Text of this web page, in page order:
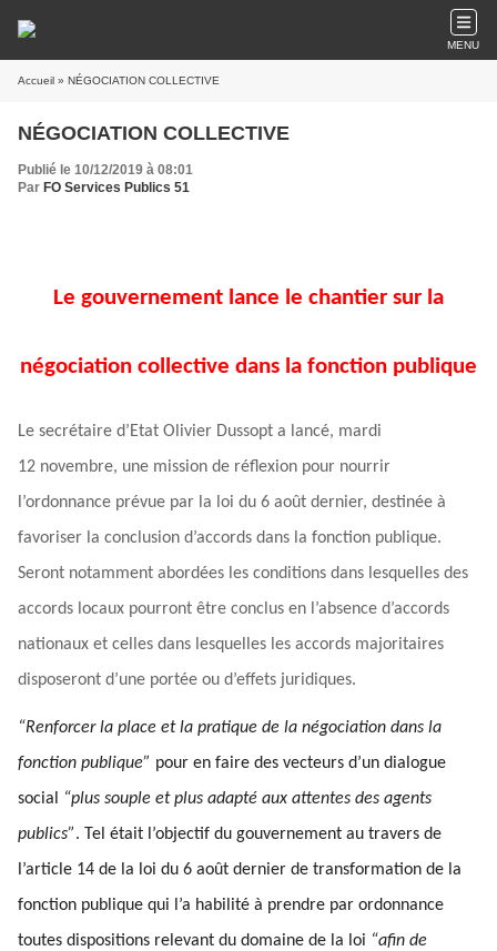
MENU
Accueil » NÉGOCIATION COLLECTIVE
NÉGOCIATION COLLECTIVE
Publié le 10/12/2019 à 08:01
Par FO Services Publics 51
Le gouvernement lance le chantier sur la
négociation collective dans la fonction publique
Le secrétaire d’Etat Olivier Dussopt a lancé, mardi
12 novembre, une mission de réflexion pour nourrir
l’ordonnance prévue par la loi du 6 août dernier, destinée à
favoriser la conclusion d’accords dans la fonction publique.
Seront notamment abordées les conditions dans lesquelles des
accords locaux pourront être conclus en l’absence d’accords
nationaux et celles dans lesquelles les accords majoritaires
disposeront d’une portée ou d’effets juridiques.
“Renforcer la place et la pratique de la négociation dans la
fonction publique” pour en faire des vecteurs d’un dialogue
social
“plus souple et plus adapté aux attentes des agents
publics”. Tel était l’objectif du gouvernement au travers de
l’article 14 de la loi du 6 août dernier de transformation de la
fonction publique qui l’a habilité à prendre par ordonnance
toutes dispositions relevant du domaine de la loi “afin de